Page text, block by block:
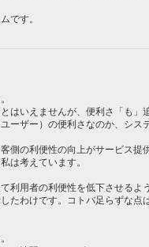
です。
はいえませんが、便利さ「も」
ーザー）の便利さなのか、シス
側の利便性の向上がサービス提
は考えています。
利用者の利便性を低下させるよ
たわけです。コトバ足らずな点